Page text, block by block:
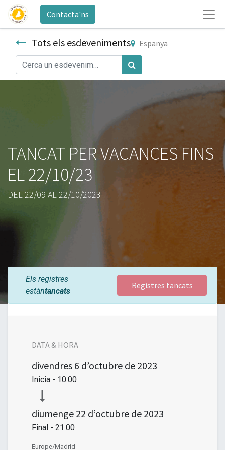
Contacta'ns
Tots els esdeveniments Espanya
TANCAT PER VACANCES FINS
EL 22/10/23
DEL 22/09 AL 22/10/2023
Els registres
estàntancats
Registres tancats
DATA & HORA
divendres 6 d’octubre de 2023
Inicia - 10:00
diumenge 22 d’octubre de 2023
Final - 21:00
Europe/Madrid